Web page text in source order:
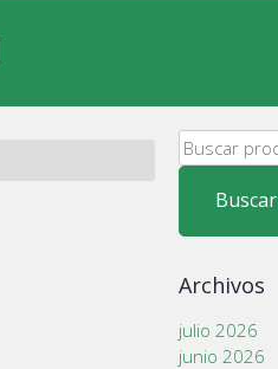
Buscar
por:
Buscar
Archivos
julio 2026
junio 2026